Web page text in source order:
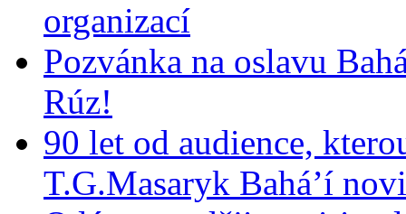
organizací
Pozvánka na oslavu
Rúz!
90 let od audience,
T.G.Masaryk Bahá’í